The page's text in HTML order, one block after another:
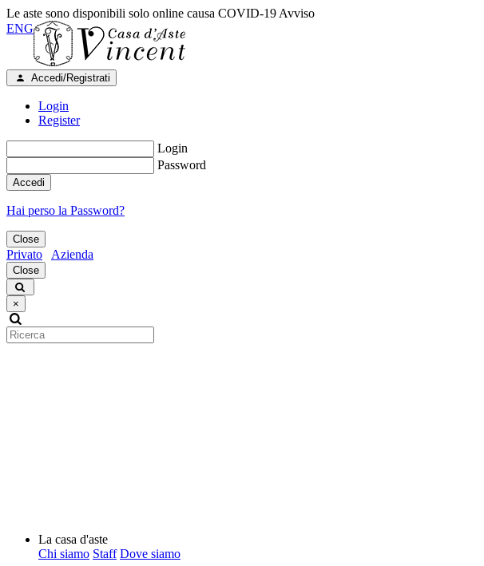
Le aste sono disponibili solo online causa COVID-19 Avviso
ENG
Accedi/Registrati
Login
Register
Login
Password
Accedi
Hai perso la Password?
Close
Privato Azienda
Close
×
La casa d'aste
Chi siamo Staff Dove siamo